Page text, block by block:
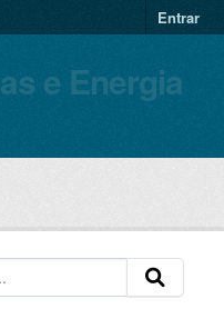
Entrar
e Energia